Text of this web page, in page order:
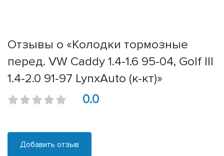
Отзывы о «Колодки тормозные
перед. VW Caddy 1.4-1.6 95-04, Golf III
1.4-2.0 91-97 LynxAuto (к-кт)»
0.0
Добавить отзыв